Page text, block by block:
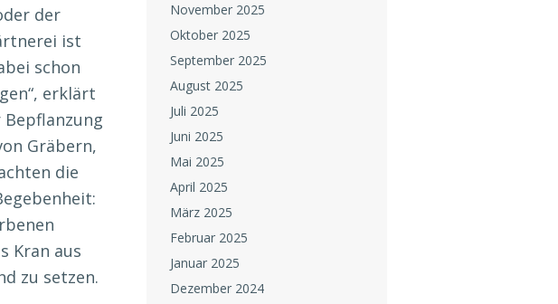
der
ist
schon
erklärt
Gräbern,
die
Kran aus
zu setzen.
November 2025
Oktober 2025
September 2025
August 2025
Juli 2025
Juni 2025
Mai 2025
April 2025
März 2025
Februar 2025
Januar 2025
Dezember 2024